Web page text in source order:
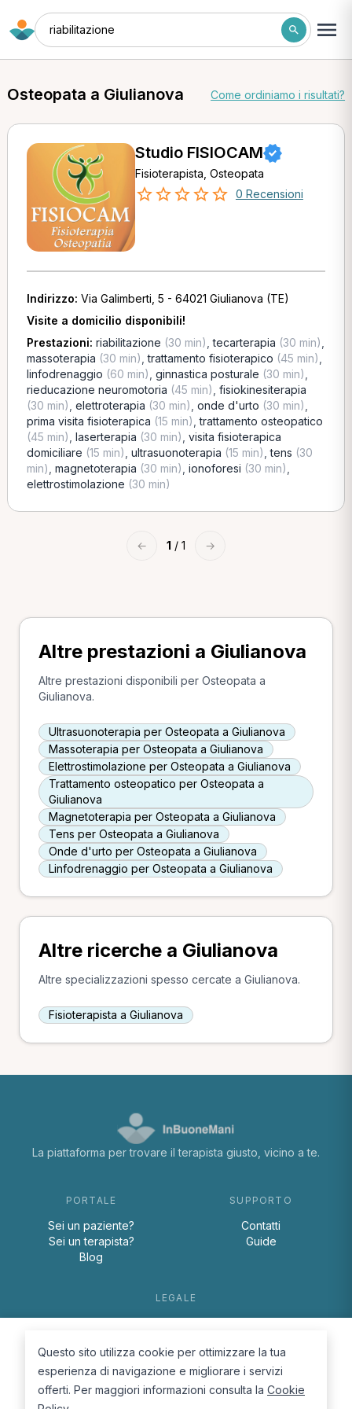
riabilitazione
Osteopata a Giulianova Come ordiniamo i risultati?
Studio FISIOCAM
Fisioterapista, Osteopata
0 Recensioni
Indirizzo: Via Galimberti, 5 - 64021 Giulianova (TE)
Visite a domicilio disponibili!
Prestazioni: riabilitazione (30 min) ,tecarterapia (30 min)
massoterapia (30 min) ,trattamento fisioterapico (45 min)
linfodrenaggio (60 min) ginnastica posturale (30 min)
rieducazione neuromotoria (45 min) fisiokinesiterapia
(30 min) elettroterapia (30 min) onde d'urto (30 min)
prima visita fisioterapica (15 min) ,trattamento osteopatico
(45 min) laserterapia (30 min) visita fisioterapica
domiciliare (15 min) ultrasuonoterapia (15 min) ,tens (30
min) magnetoterapia (30 min) ionoforesi (30 min)
elettrostimolazione (30 min)
← 1 / 1 →
Altre prestazioni a Giulianova
Altre prestazioni disponibili per Osteopata a
Giulianova.
Ultrasuonoterapia per Osteopata a Giulianova
Massoterapia per Osteopata a Giulianova
Elettrostimolazione per Osteopata a Giulianova
Trattamento osteopatico per Osteopata a
Giulianova
Magnetoterapia per Osteopata a Giulianova
Tens per Osteopata a Giulianova
Onde d'urto per Osteopata a Giulianova
Linfodrenaggio per Osteopata a Giulianova
Altre ricerche a Giulianova
Altre specializzazioni spesso cercate a Giulianova.
Fisioterapista a Giulianova
La piattaforma per trovare il terapista giusto, vicino a te.
PORTALE
Sei un paziente?
Sei un terapista?
Blog
SUPPORTO
Contatti
Guide
LEGALE
Cookie Policy
Questo sito utilizza cookie per ottimizzare la tua
esperienza di navigazione e migliorare i servizi
offerti. Per maggiori informazioni consulta la Cookie